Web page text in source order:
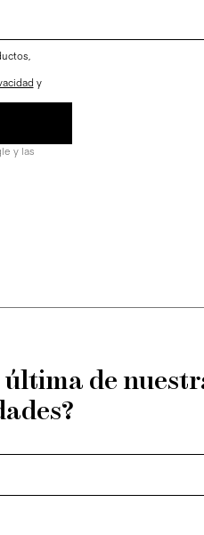
y
y las
última de